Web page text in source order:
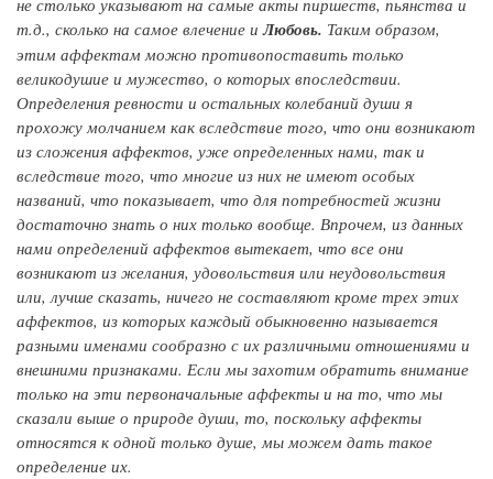
не столько указывают на самые акты пиршеств, пьянства и
т.д., сколько на самое влечение иЛюбовь. Таким образом,
этим аффектам можно противопоставить только
великодушие и мужество, о которых впоследствии.
Определения ревности и остальных колебаний души я
прохожу молчанием как вследствие того, что они возникают
из сложения аффектов, уже определенных нами, так и
вследствие того, что многие из них не имеют особых
названий, что показывает, что для потребностей жизни
достаточно знать о них только вообще. Впрочем, из данных
нами определений аффектов вытекает, что все они
возникают из желания, удовольствия или неудовольствия
или, лучше сказать, ничего не составляют кроме трех этих
аффектов, из которых каждый обыкновенно называется
разными именами сообразно с их различными отношениями и
внешними признаками. Если мы захотим обратить внимание
только на эти первоначальные аффекты и на то, что мы
сказали выше о природе души, то, поскольку аффекты
относятся к одной только душе, мы можем дать такое
определение их.